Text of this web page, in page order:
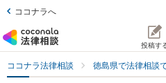
ココナラへ
投稿す
ココナラ法律相談 徳島県で法律相談